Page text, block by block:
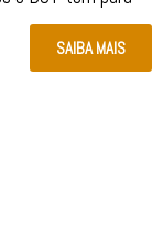
SAIBA MAIS